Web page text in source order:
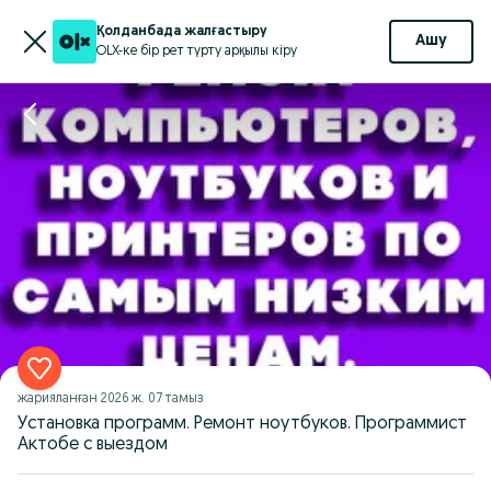
Қолданбада жалғастыру
OLX-ке бір рет түрту арқылы кіру
Ашу
жарияланған 2026 ж. 07 тамыз
Установка программ. Ремонт ноутбуков. Программист
Актобе с выездом